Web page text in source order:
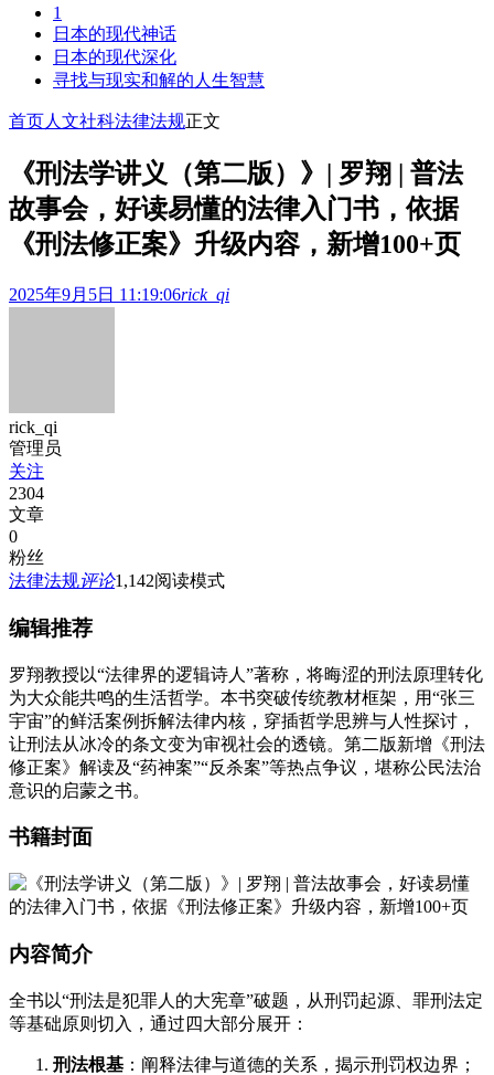
1
日本的现代神话
日本的现代深化
寻找与现实和解的人生智慧
首页人文社科法律法规正文
《刑法学讲义（第二版）》| 罗翔 | 普法
故事会，好读易懂的法律入门书，依据
《刑法修正案》升级内容，新增100+页
2025年9月5日 11:19:06rick_qi
rick_qi
管理员
关注
2304
文章
0
粉丝
法律法规评论1,142阅读模式
编辑推荐
罗翔教授以“法律界的逻辑诗人”著称，将晦涩的刑法原理转化
为大众能共鸣的生活哲学。本书突破传统教材框架，用“张三
宇宙”的鲜活案例拆解法律内核，穿插哲学思辨与人性探讨，
让刑法从冰冷的条文变为审视社会的透镜。第二版新增《刑法
修正案》解读及“药神案”“反杀案”等热点争议，堪称公民法治
意识的启蒙之书。
书籍封面
内容简介
全书以“刑法是犯罪人的大宪章”破题，从刑罚起源、罪刑法定
等基础原则切入，通过四大部分展开：
刑法根基 ：阐释法律与道德的关系，揭示刑罚权边界；